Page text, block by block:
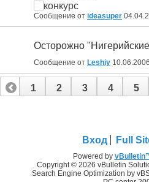
Сообщение от ideasuper
Осторожно
Сообщение от Leshiy 10.06.2006
1 2 3 4 5
Вход Full
Powered by
Copyright © 2026 vBulletin
Search Engine Optimization by